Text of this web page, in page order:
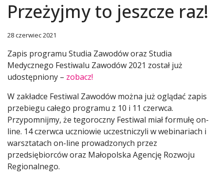
Przeżyjmy to jeszcze raz!
28 czerwiec 2021
Zapis programu Studia Zawodów oraz Studia
Medycznego Festiwalu Zawodów 2021 został już
udostępniony – zobacz!
W zakładce Festiwal Zawodów można już oglądać zapis
przebiegu całego programu z 10 i 11 czerwca.
Przypomnijmy, że tegoroczny Festiwal miał formułę on-
line. 14 czerwca uczniowie uczestniczyli w webinariach i
warsztatach on-line prowadzonych przez
przedsiębiorców oraz Małopolska Agencję Rozwoju
Regionalnego.